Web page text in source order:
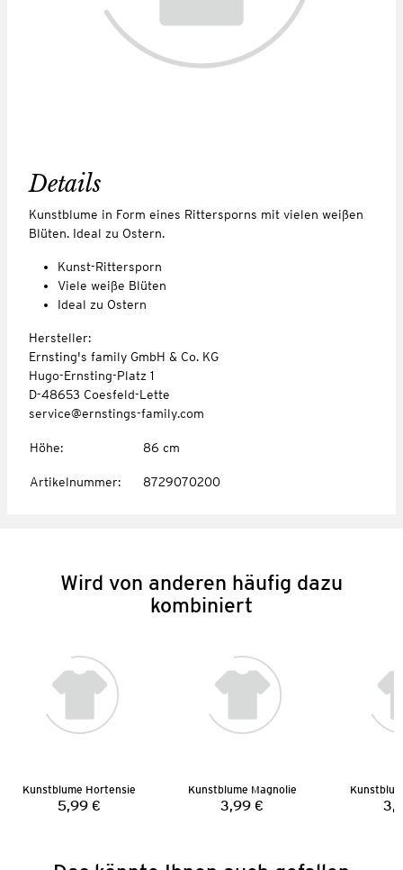
Details
Kunstblume in Form eines Rittersporns mit vielen weißen
Blüten. Ideal zu Ostern.
Kunst-Rittersporn
Viele weiße Blüten
Ideal zu Ostern
Hersteller:
Ernsting's family GmbH & Co. KG
Hugo-Ernsting-Platz 1
D-48653 Coesfeld-Lette
service@ernstings-family.com
Höhe: 86 cm
Artikelnummer: 8729070200
Wird von anderen häufig dazu
kombiniert
Kunstblume Hortensie
Preis:
5,99 €
Kunstblume Magnolie
Preis:
3,99 €